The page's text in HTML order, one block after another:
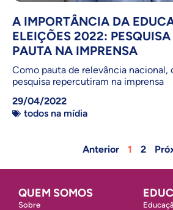
A IMPORTÂNCIA DA
ELEIÇÕES 2022:
PAUTA NA IMPRENSA
Como pauta de relevância nacional,
pesquisa repercutiram na imprensa
29/04/2022
todos na mídia
Anterior 1 2
QUEM SOMOS
Sobre